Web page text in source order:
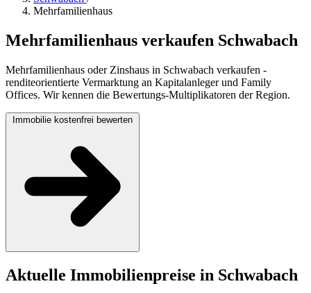
Mehrfamilienhaus
Mehrfamilienhaus verkaufen Schwabach
Mehrfamilienhaus oder Zinshaus in Schwabach verkaufen -
renditeorientierte Vermarktung an Kapitalanleger und Family
Offices. Wir kennen die Bewertungs-Multiplikatoren der Region.
Aktuelle Immobilienpreise in Schwabach